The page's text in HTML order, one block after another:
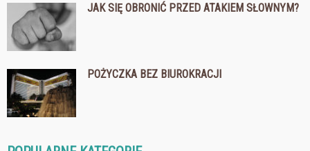
JAK SIĘ OBRONIĆ PRZED ATAKIEM SŁOWNYM?
POŻYCZKA BEZ BIUROKRACJI